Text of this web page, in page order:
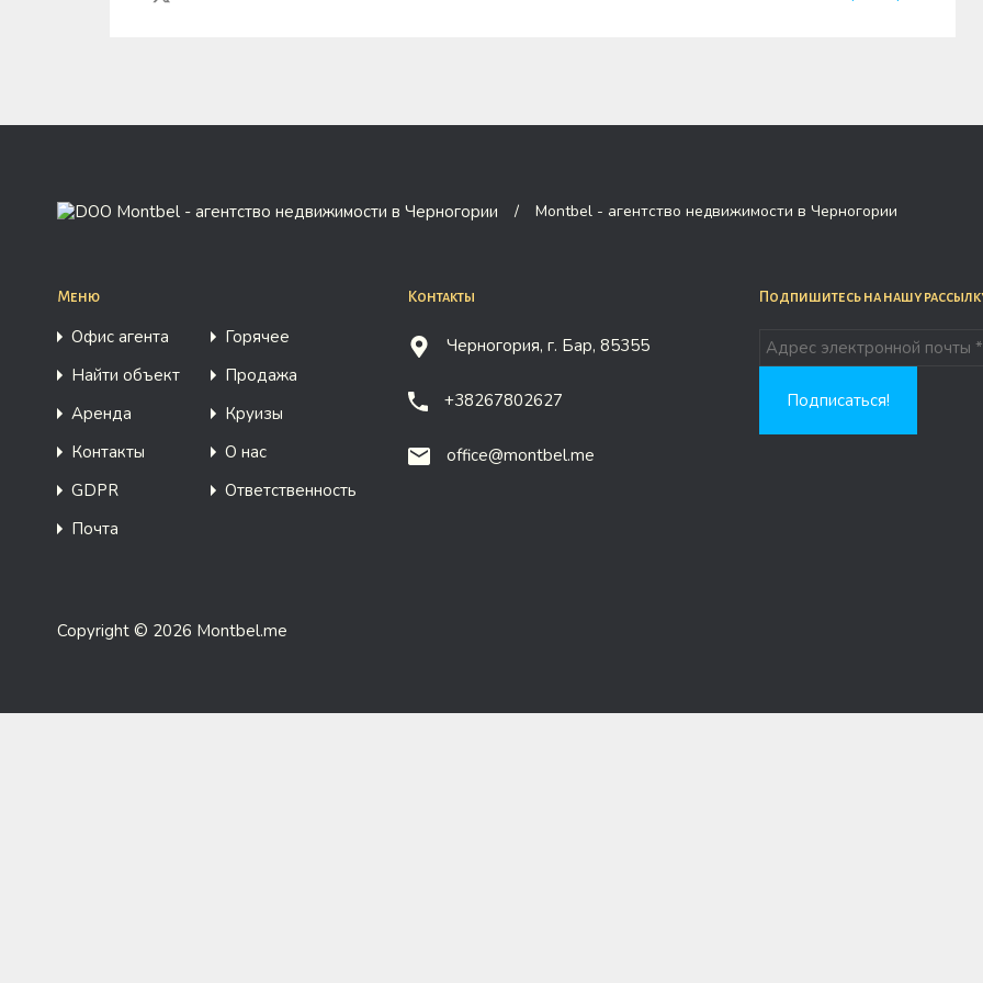
/ Montbel - агентство недвижимости в Черногории
Меню
Офис агента
Горячее
Найти объект
Продажа
Аренда
Круизы
Контакты
О нас
GDPR
Ответственность
Почта
Контакты
Черногория, г. Бар, 85355
+38267802627
office@montbel.me
Подпишитесь на нашу
Copyright © 2026 Montbel.me